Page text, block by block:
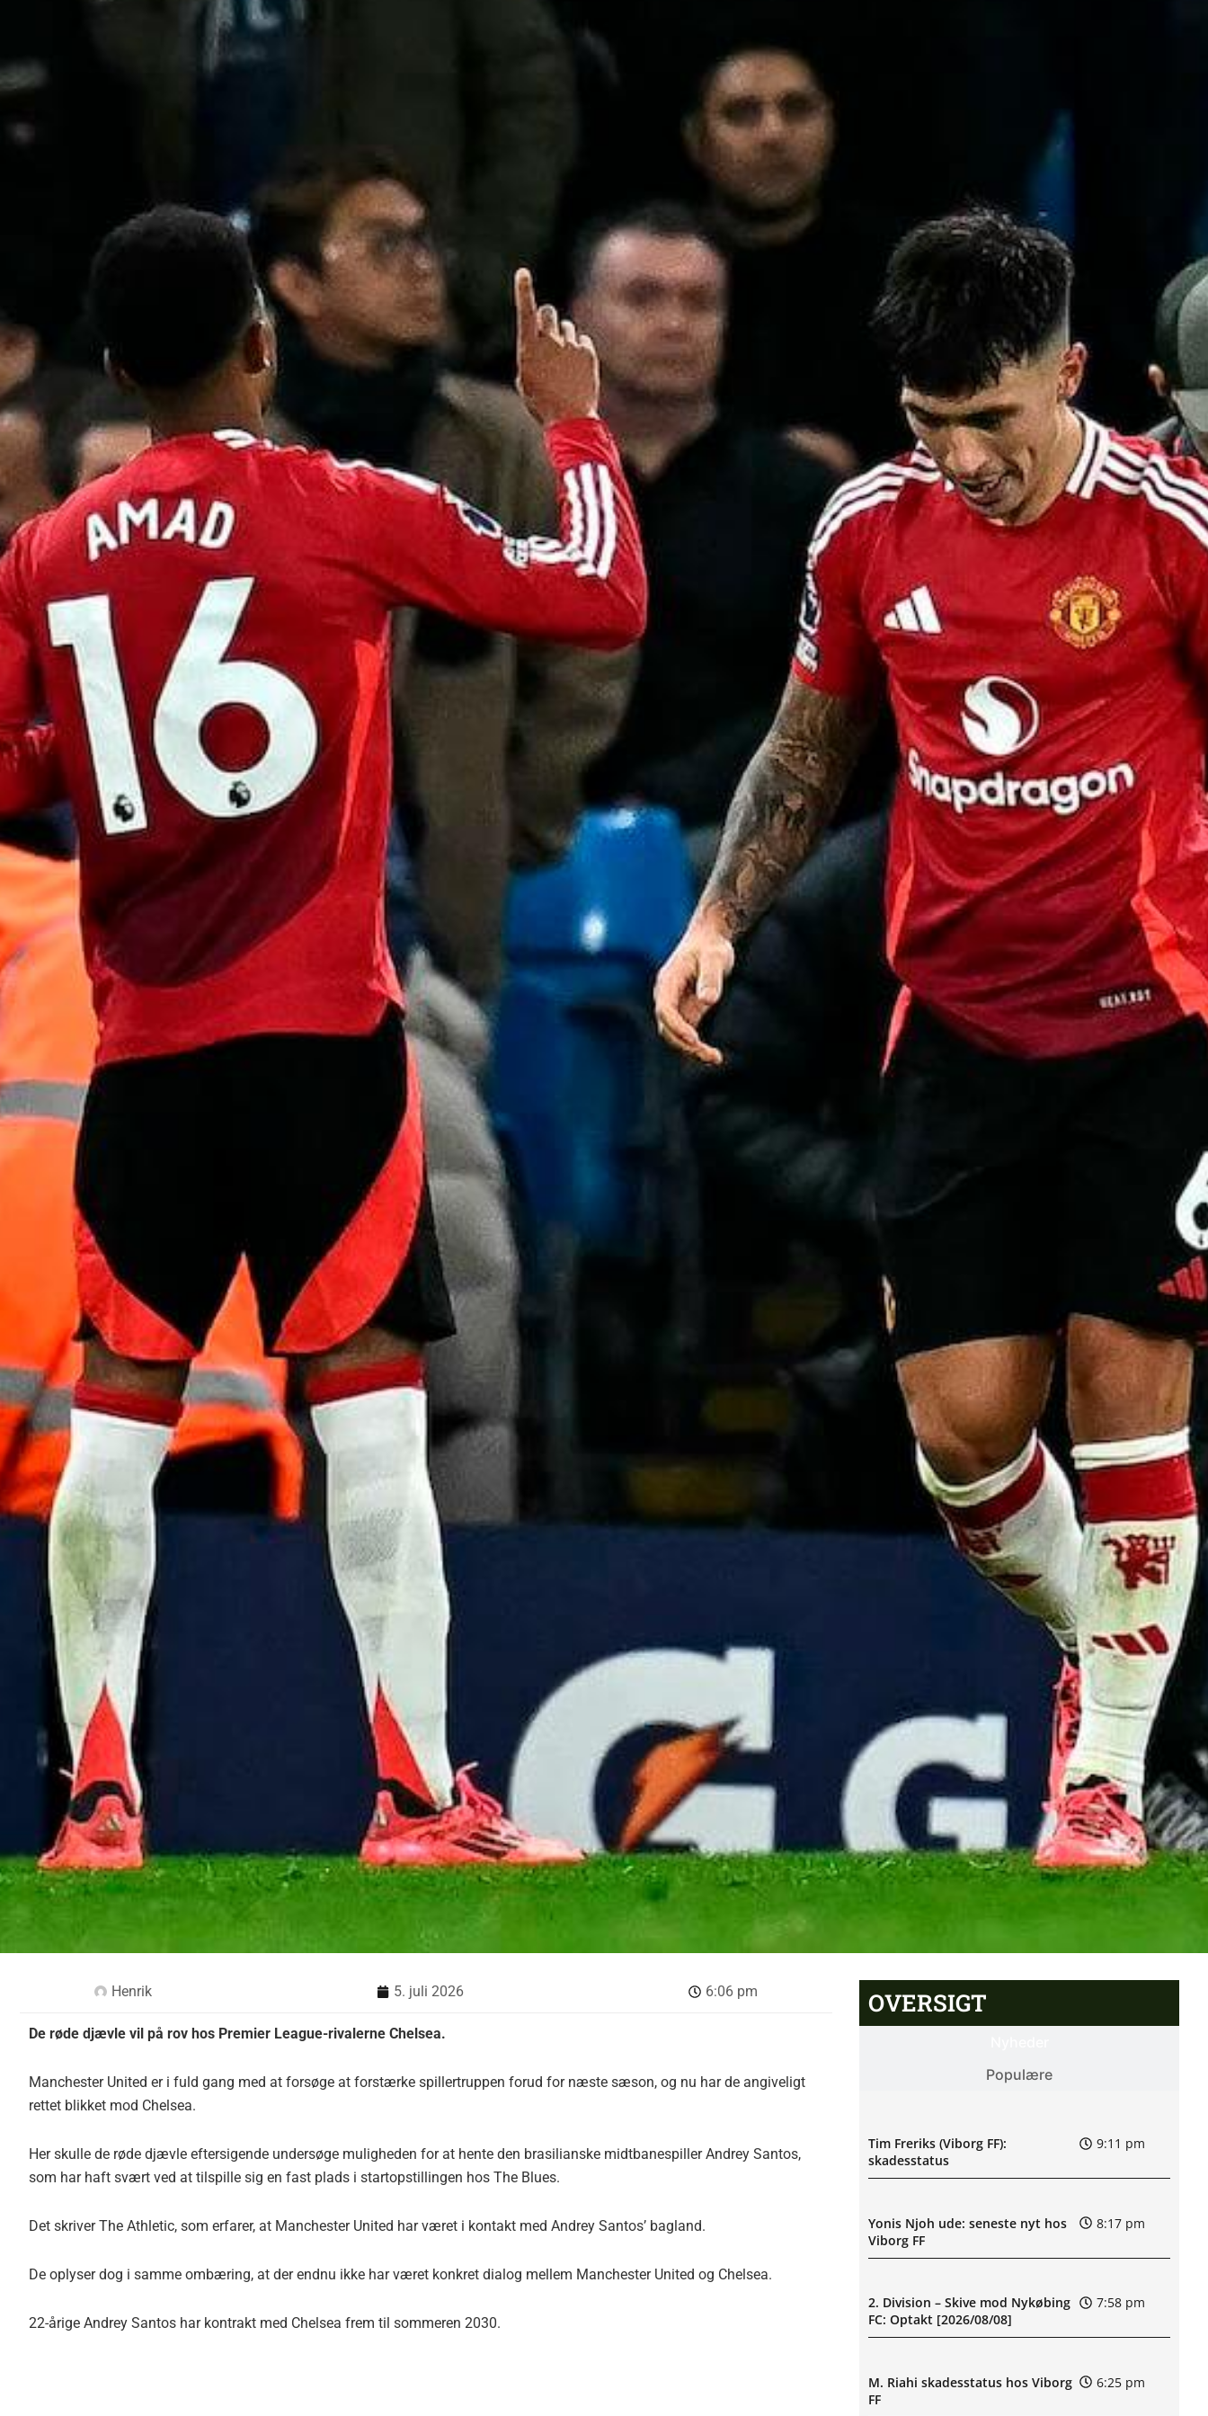
Henrik 5. juli 2026 6:06 pm
De røde djævle vil på rov hos Premier League-rivalerne Chelsea.
Manchester United er i fuld gang med at forsøge at forstærke spillertruppen forud for næste sæson, og nu har de angiveligt
rettet blikket mod Chelsea.
Her skulle de røde djævle eftersigende undersøge muligheden for at hente den brasilianske midtbanespiller Andrey Santos,
som har haft svært ved at tilspille sig en fast plads i startopstillingen hos The Blues.
Det skriver The Athletic, som erfarer, at Manchester United har været i kontakt med Andrey Santos’ bagland.
De oplyser dog i samme ombæring, at der endnu ikke har været konkret dialog mellem Manchester United og Chelsea.
22-årige Andrey Santos har kontrakt med Chelsea frem til sommeren 2030.
OVERSIGT
Populære
Tim Freriks (Viborg FF):
skadesstatus
9:11 pm
Yonis Njoh ude: seneste nyt hos
Viborg FF
8:17 pm
2. Division – Skive mod Nykøbing
FC: Optakt [2026/08/08]
7:58 pm
M. Riahi skadesstatus hos Viborg
FF
6:25 pm